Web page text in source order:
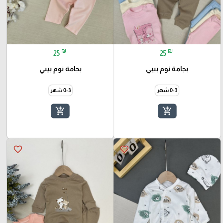
25 ₪
بجامة نوم بيبي
0-3 شهر
add_shopping_cart
25 ₪
بجامة نوم بيبي
0-3 شهر
add_shopping_cart
favorite_border
favorite_border